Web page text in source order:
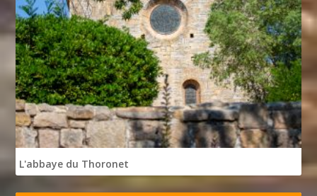
L'abbaye du Thoronet